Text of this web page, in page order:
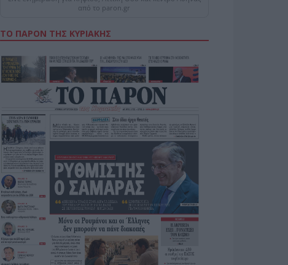
από το paron.gr
ΤΟ ΠΑΡΟΝ ΤΗΣ ΚΥΡΙΑΚΗΣ